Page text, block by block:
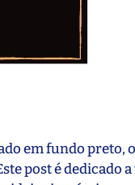
em fundo preto, o
post é dedicado a